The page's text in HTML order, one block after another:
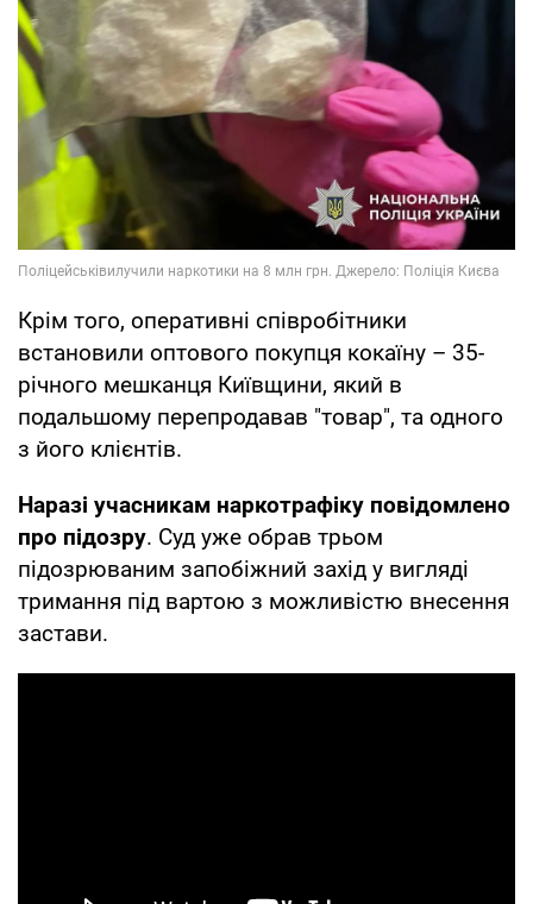
Крім того, оперативні співробітники
встановили оптового покупця кокаїну – 35-
річного мешканця Київщини, який в
подальшому перепродавав "товар", та одного
з його клієнтів.
Наразі учасникам наркотрафіку повідомлено
про підозру. Суд уже обрав трьом
підозрюваним запобіжний захід у вигляді
тримання під вартою з можливістю внесення
застави.